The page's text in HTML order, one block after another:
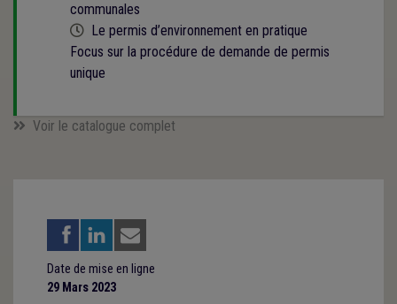
communales
Cette formation est programmée
Le permis d’environnement en pratique
Focus sur la procédure de demande de permis
unique
Voir le catalogue complet
Date de mise en ligne
29 Mars 2023